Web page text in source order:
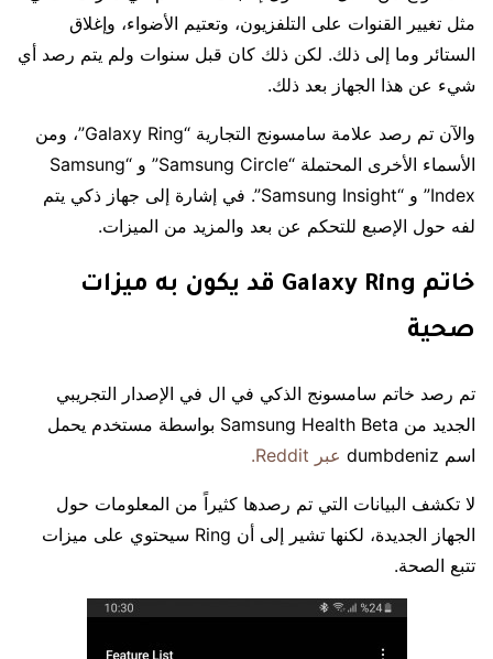
مثل تغيير القنوات على التلفزيون، وتعتيم الأضواء، وإغلاق
الستائر وما إلى ذلك. لكن ذلك كان قبل سنوات ولم يتم رصد أي
شيء عن هذا الجهاز بعد ذلك.
والآن تم رصد علامة سامسونج التجارية “Galaxy Ring”، ومن
الأسماء الأخرى المحتملة “Samsung Circle” و “Samsung
Index” و “Samsung Insight”. في إشارة إلى جهاز ذكي يتم
لفه حول الإصبع للتحكم عن بعد والمزيد من الميزات.
خاتم Galaxy Ring قد يكون به ميزات
صحية
تم رصد خاتم سامسونج الذكي في ال في الإصدار التجريبي
الجديد من Samsung Health Beta بواسطة مستخدم يحمل
اسم dumbdeniz
عبر Reddit.
لا تكشف البيانات التي تم رصدها كثيراً من المعلومات حول
الجهاز الجديدة، لكنها تشير إلى أن Ring سيحتوي على ميزات
تتبع الصحة.